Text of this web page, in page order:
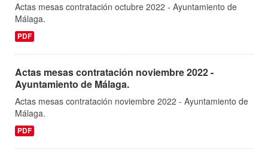
Actas mesas contratación octubre 2022 - Ayuntamiento de
Málaga.
PDF
Actas mesas contratación noviembre 2022 -
Ayuntamiento de Málaga.
Actas mesas contratación noviembre 2022 - Ayuntamiento de
Málaga.
PDF